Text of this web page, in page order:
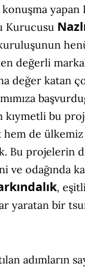
yapan
Kurucusu
değerli
değer katan
bu
hem de
Bu projelerin
ve odağında
,
yaratan bir
adımların